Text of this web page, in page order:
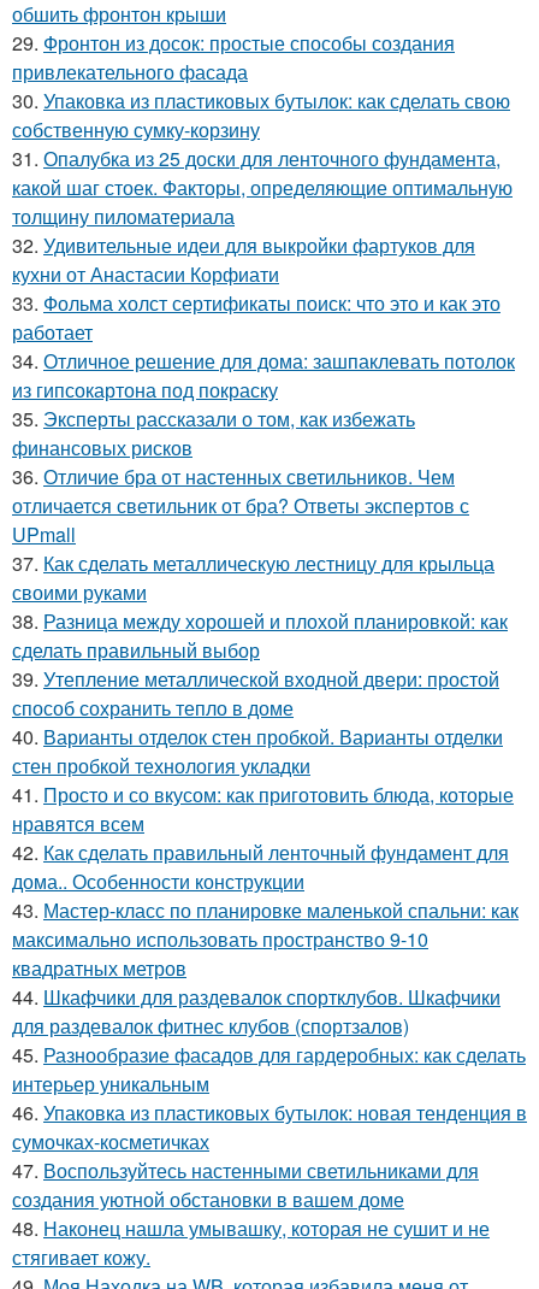
обшить фронтон крыши
29. Фронтон из досок: простые способы создания
привлекательного фасада
30. Упаковка из пластиковых бутылок: как сделать свою
собственную сумку-корзину
31. Опалубка из 25 доски для ленточного фундамента,
какой шаг стоек. Факторы, определяющие оптимальную
толщину пиломатериала
32. Удивительные идеи для выкройки фартуков для
кухни от Анастасии Корфиати
33. Фольма холст сертификаты поиск: что это и как это
работает
34. Отличное решение для дома: зашпаклевать потолок
из гипсокартона под покраску
35. Эксперты рассказали о том, как избежать
финансовых рисков
36. Отличие бра от настенных светильников. Чем
отличается светильник от бра? Ответы экспертов с
UPmall
37. Как сделать металлическую лестницу для крыльца
своими руками
38. Разница между хорошей и плохой планировкой: как
сделать правильный выбор
39. Утепление металлической входной двери: простой
способ сохранить тепло в доме
40. Варианты отделок стен пробкой. Варианты отделки
стен пробкой технология укладки
41. Просто и со вкусом: как приготовить блюда, которые
нравятся всем
42. Как сделать правильный ленточный фундамент для
дома.. Особенности конструкции
43. Мастер-класс по планировке маленькой спальни: как
максимально использовать пространство 9-10
квадратных метров
44. Шкафчики для раздевалок спортклубов. Шкафчики
для раздевалок фитнес клубов (спортзалов)
45. Разнообразие фасадов для гардеробных: как сделать
интерьер уникальным
46. Упаковка из пластиковых бутылок: новая тенденция в
сумочках-косметичках
47. Воспользуйтесь настенными светильниками для
создания уютной обстановки в вашем доме
48. Наконец нашла умывашку, которая не сушит и не
стягивает кожу.